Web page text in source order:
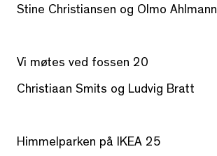
Stine Christiansen og Olmo Ahlmann
Vi møtes ved fossen 20
Christiaan Smits og Ludvig Bratt
Himmelparken på IKEA 25